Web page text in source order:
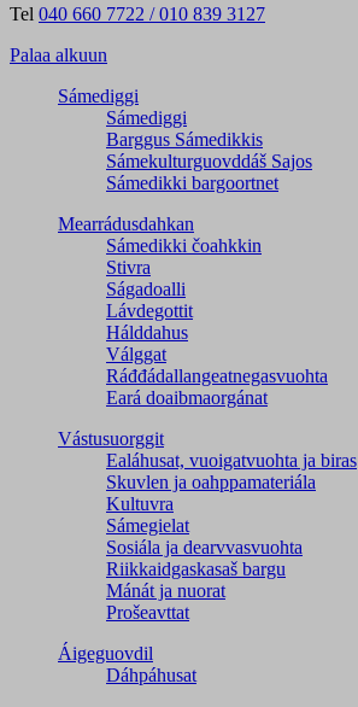
Tel 040 660 7722 / 010 839 3127
Palaa alkuun
Sámediggi
Sámediggi
Barggus Sámedikkis
Sámekulturguovddáš Sajos
Sámedikki bargoortnet
Mearrádusdahkan
Sámedikki čoahkkin
Stivra
Ságadoalli
Lávdegottit
Hálddahus
Válggat
Ráđđádallangeatnegas­vuohta
Eará doaibmaorgánat
Vástusuorggit
Ealáhusat, vuoigatvuohta ja biras
Skuvlen ja oahppamateriála
Kultuvra
Sámegielat
Sosiála ja dearvvasvuohta
Riikkaidgaskasaš bargu
Mánát ja nuorat
Prošeavttat
Áigeguovdil
Dáhpáhusat